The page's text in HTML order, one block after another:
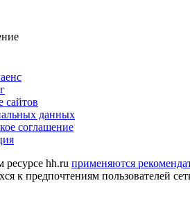
сайтов
данных
соглашение
hh.ru применяются
к предпочтениям пользователей